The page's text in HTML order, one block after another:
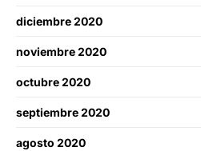
diciembre 2020
noviembre 2020
octubre 2020
septiembre 2020
agosto 2020